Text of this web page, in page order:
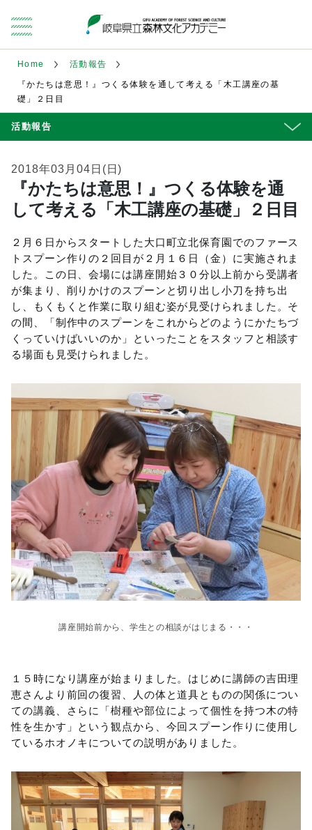
Home 活動報告
『かたちは意思！』つくる体験を通して考える「木工講座の基
礎」２日目
活動報告
2018年03月04日(日)
『かたちは意思！』つくる体験を通
して考える「木工講座の基礎」２日目
２月６日からスタートした大口町立北保育園でのファース
トスプーン作りの２回目が２月１６日（金）に実施されま
した。この日、会場には講座開始３０分以上前から受講者
が集まり、削りかけのスプーンと切り出し小刀を持ち出
し、もくもくと作業に取り組む姿が見受けられました。そ
の間、「制作中のスプーンをこれからどのようにかたちづ
くっていけばいいのか」といったことをスタッフと相談す
る場面も見受けられました。
講座開始前から、学生との相談がはじまる・・・
１５時になり講座が始まりました。はじめに講師の吉田理
恵さんより前回の復習、人の体と道具とものの関係につい
ての講義、さらに「樹種や部位によって個性を持つ木の特
性を生かす」という観点から、今回スプーン作りに使用し
ているホオノキについての説明がありました。